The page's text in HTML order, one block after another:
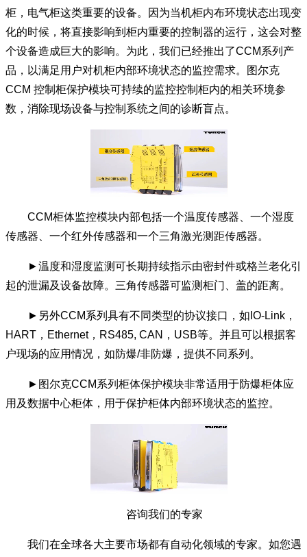
柜，电气柜这类重要的设备。因为当机柜内布环境状态出现变
化的时候，将直接影响到柜内重要的控制器的运行，这会对整
个设备造成巨大的影响。为此，我们已经推出了CCM系列产
品，以满足用户对机柜内部环境状态的监控需求。图尔克
CCM 控制柜保护模块可持续的监控控制柜内的相关环境参
数，消除现场设备与控制系统之间的诊断盲点。
CCM柜体监控模块内部包括一个温度传感器、一个湿度
传感器、一个红外传感器和一个三角激光测距传感器。
►温度和湿度监测可长期持续指示由密封件或格兰老化引
起的泄漏及设备故障。三角传感器可监测柜门、盖的距离。
►另外CCM系列具有不同类型的协议接口，如IO-Link，
HART，Ethernet，RS485, CAN，USB等。并且可以根据客
户现场的应用情况，如防爆/非防爆，提供不同系列。
►图尔克CCM系列柜体保护模块非常适用于防爆柜体应
用及数据中心柜体，用于保护柜体内部环境状态的监控。
咨询我们的专家
我们在全球各大主要市场都有自动化领域的专家。如您遇